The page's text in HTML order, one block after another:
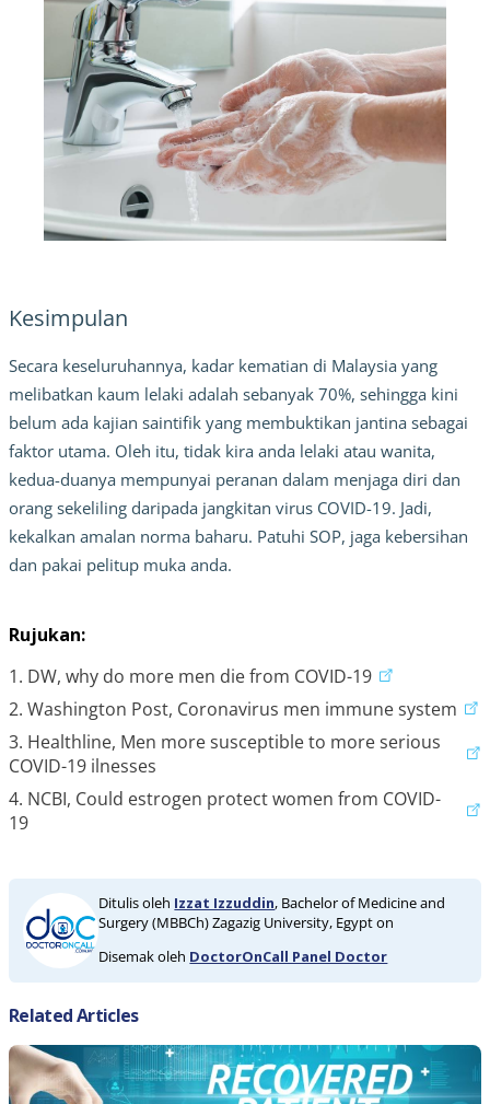
Kesimpulan
Secara keseluruhannya, kadar kematian di Malaysia yang
melibatkan kaum lelaki adalah sebanyak 70%, sehingga kini
belum ada kajian saintifik yang membuktikan jantina sebagai
faktor utama. Oleh itu, tidak kira anda lelaki atau wanita,
kedua-duanya mempunyai peranan dalam menjaga diri dan
orang sekeliling daripada jangkitan virus COVID-19. Jadi,
kekalkan amalan norma baharu. Patuhi SOP, jaga kebersihan
dan pakai pelitup muka anda.
Rujukan:
1. DW, why do more men die from COVID-19
2. Washington Post, Coronavirus men immune system
3. Healthline, Men more susceptible to more serious
COVID-19 ilnesses
4. NCBI, Could estrogen protect women from COVID-
19
Ditulis oleh Izzat Izzuddin, Bachelor of Medicine and
Surgery (MBBCh) Zagazig University, Egypt on
Disemak oleh DoctorOnCall Panel Doctor
Related Articles